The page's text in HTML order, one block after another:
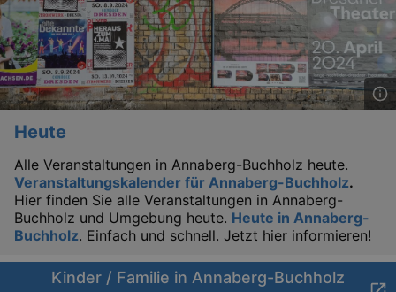
Heute
Alle Veranstaltungen in Annaberg-Buchholz heute.
Veranstaltungskalender für Annaberg-Buchholz.
Hier finden Sie alle Veranstaltungen in Annaberg-
Buchholz und Umgebung heute. Heute in Annaberg-
Buchholz. Einfach und schnell. Jetzt hier informieren!
Kinder / Familie in Annaberg-Buchholz